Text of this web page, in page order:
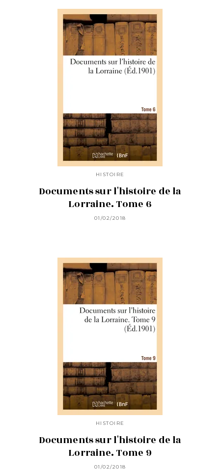
HISTOIRE
Documents sur l'histoire de la
Lorraine. Tome 6
01/02/2018
HISTOIRE
Documents sur l'histoire de la
Lorraine. Tome 9
01/02/2018